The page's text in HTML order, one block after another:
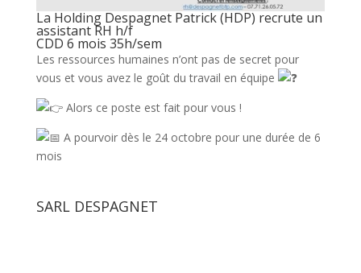
La Holding Despagnet Patrick (HDP) recrute un
assistant RH h/f
CDD 6 mois 35h/sem
Les ressources humaines n’ont pas de secret pour
vous et vous avez le goût du travail en équipe
Alors ce poste est fait pour vous !
A pourvoir dès le 24 octobre pour une durée de 6
mois
SARL DESPAGNET